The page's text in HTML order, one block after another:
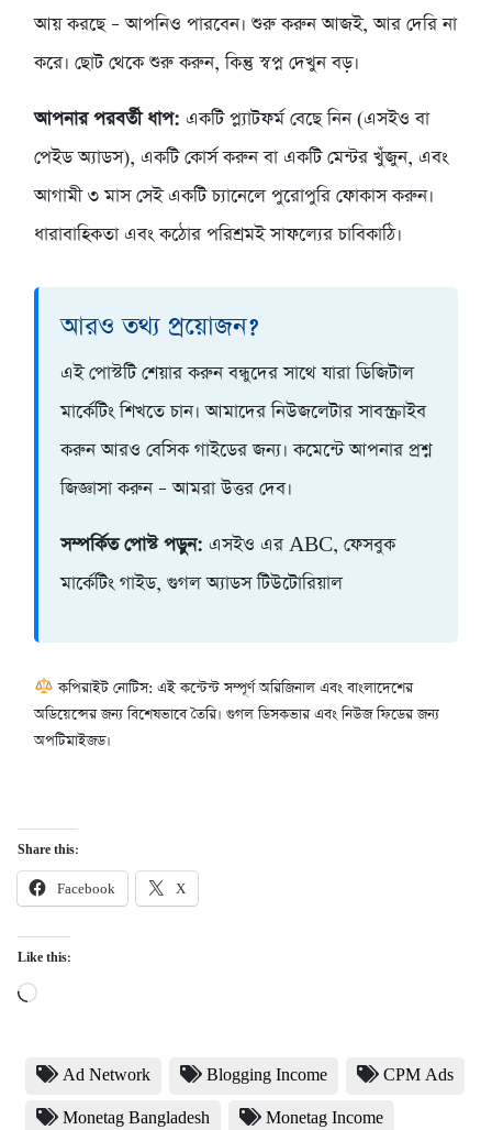
আয় করছে – আপনিও পারবেন। শুরু করুন আজই, আর দেরি না
করে। ছোট থেকে শুরু করুন, কিন্তু স্বপ্ন দেখুন বড়।
আপনার পরবর্তী ধাপ: একটি প্ল্যাটফর্ম বেছে নিন (এসইও বা
পেইড অ্যাডস), একটি কোর্স করুন বা একটি মেন্টর খুঁজুন, এবং
আগামী ৩ মাস সেই একটি চ্যানেলে পুরোপুরি ফোকাস করুন।
ধারাবাহিকতা এবং কঠোর পরিশ্রমই সাফল্যের চাবিকাঠি।
আরও তথ্য প্রয়োজন?
এই পোস্টটি শেয়ার করুন বন্ধুদের সাথে যারা ডিজিটাল
মার্কেটিং শিখতে চান। আমাদের নিউজলেটার সাবস্ক্রাইব
করুন আরও বেসিক গাইডের জন্য। কমেন্টে আপনার প্রশ্ন
জিজ্ঞাসা করুন – আমরা উত্তর দেব।
সম্পর্কিত পোস্ট পড়ুন: এসইও এর ABC, ফেসবুক
মার্কেটিং গাইড, গুগল অ্যাডস টিউটোরিয়াল
কপিরাইট নোটিস: এই কন্টেন্ট সম্পূর্ণ অরিজিনাল এবং বাংলাদেশের
অডিয়েন্সের জন্য বিশেষভাবে তৈরি। গুগল ডিসকভার এবং নিউজ ফিডের জন্য
অপটিমাইজড।
Share this:
Facebook X
Like this:
Loading…
Ad Network Blogging Income CPM Ads
Monetag Bangladesh Monetag Income